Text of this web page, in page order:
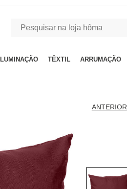
ILUMINAÇÃO TÊXTIL ARRUMAÇÃO
ANTERIOR